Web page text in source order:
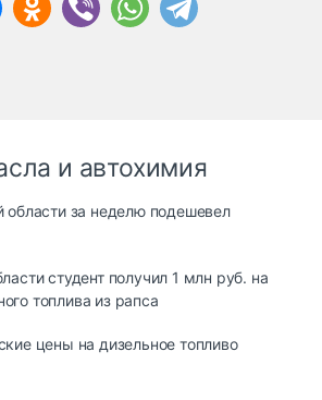
и автохимия
области за неделю подешевел
студент получил 1 млн руб. на
топлива из рапса
цены на дизельное топливо